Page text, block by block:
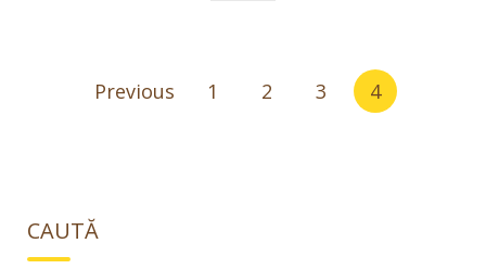
Previous 1 2 3 4
CAUTĂ